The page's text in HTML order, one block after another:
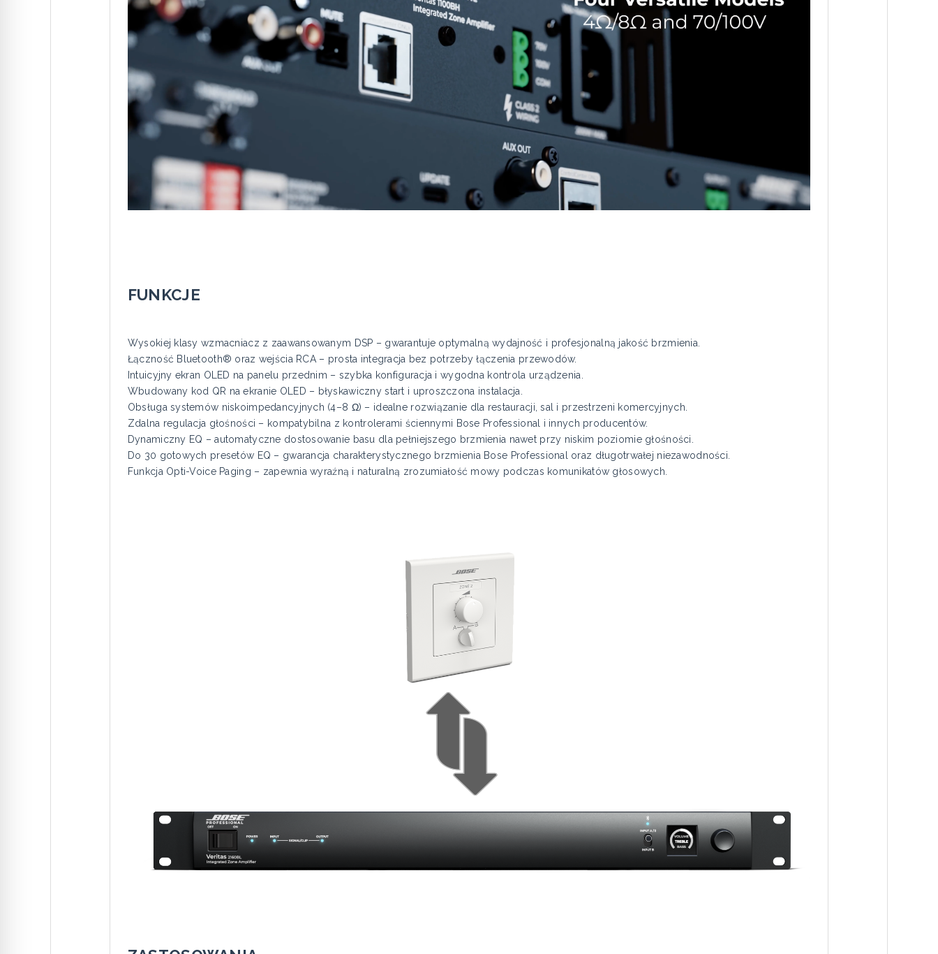
FUNKCJE
Wysokiej klasy wzmacniacz z zaawansowanym DSP – gwarantuje optymalną wydajność i profesjonalną jakość brzmienia.
Łączność Bluetooth® oraz wejścia RCA – prosta integracja bez potrzeby łączenia przewodów.
Intuicyjny ekran OLED na panelu przednim – szybka konfiguracja i wygodna kontrola urządzenia.
Wbudowany kod QR na ekranie OLED – błyskawiczny start i uproszczona instalacja.
Obsługa systemów niskoimpedancyjnych (4–8 Ω) – idealne rozwiązanie dla restauracji, sal i przestrzeni komercyjnych.
Zdalna regulacja głośności – kompatybilna z kontrolerami ściennymi Bose Professional i innych producentów.
Dynamiczny EQ – automatyczne dostosowanie basu dla pełniejszego brzmienia nawet przy niskim poziomie głośności.
Do 30 gotowych presetów EQ – gwarancja charakterystycznego brzmienia Bose Professional oraz długotrwałej niezawodności.
Funkcja Opti-Voice Paging – zapewnia wyraźną i naturalną zrozumiałość mowy podczas komunikatów głosowych.